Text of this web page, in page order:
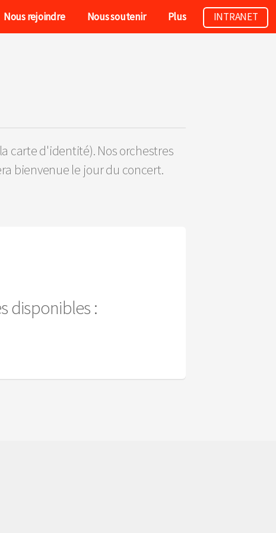
Nous rejoindre Nous soutenir Plus INTRANET
carte d'identité). Nos orchestres
bienvenue le jour du concert.
disponibles :